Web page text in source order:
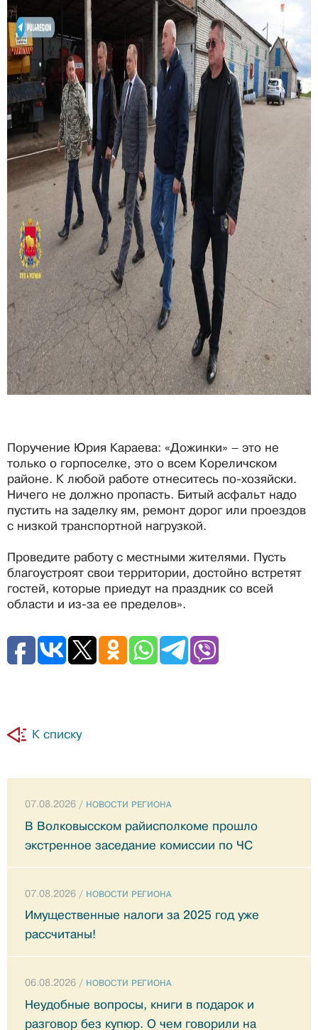
Поручение Юрия Караева: «Дожинки» – это не
только о горпоселке, это о всем Кореличском
районе. К любой работе отнеситесь по-хозяйски.
Ничего не должно пропасть. Битый асфальт надо
пустить на заделку ям, ремонт дорог или проездов
с низкой транспортной нагрузкой.
Проведите работу с местными жителями. Пусть
благоустроят свои территории, достойно встретят
гостей, которые приедут на праздник со всей
области и из-за ее пределов».
К списку
07.08.2026 / НОВОСТИ РЕГИОНА
В Волковысском райисполкоме прошло
экстренное заседание комиссии по ЧС
07.08.2026 / НОВОСТИ РЕГИОНА
Имущественные налоги за 2025 год уже
рассчитаны!
06.08.2026 / НОВОСТИ РЕГИОНА
Неудобные вопросы, книги в подарок и
разговор без купюр. О чем говорили на